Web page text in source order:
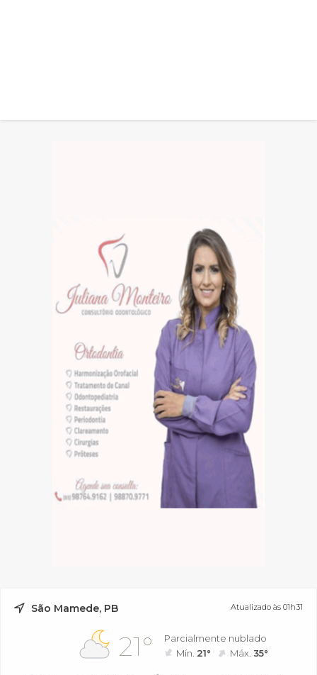
São Mamede, PB Atualizado às 01h31
21°
Parcialmente nublado
Mín. 21° Máx.35°